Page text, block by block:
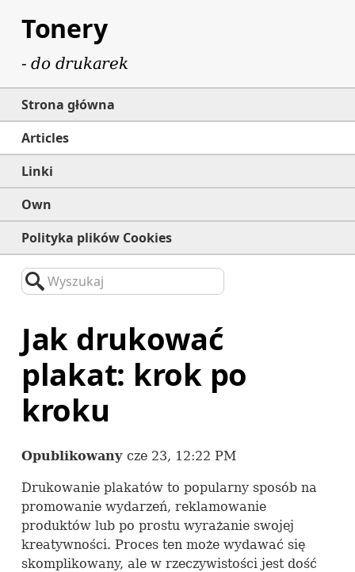
Tonery
- do drukarek
Strona główna
Articles
Linki
Own
Polityka plików Cookies
Wyszukaj
Jak drukować
plakat: krok po
kroku
Opublikowany cze 23, 12:22 PM
Drukowanie plakatów to popularny sposób na
promowanie wydarzeń, reklamowanie
produktów lub po prostu wyrażanie swojej
kreatywności. Proces ten może wydawać się
skomplikowany, ale w rzeczywistości jest dość